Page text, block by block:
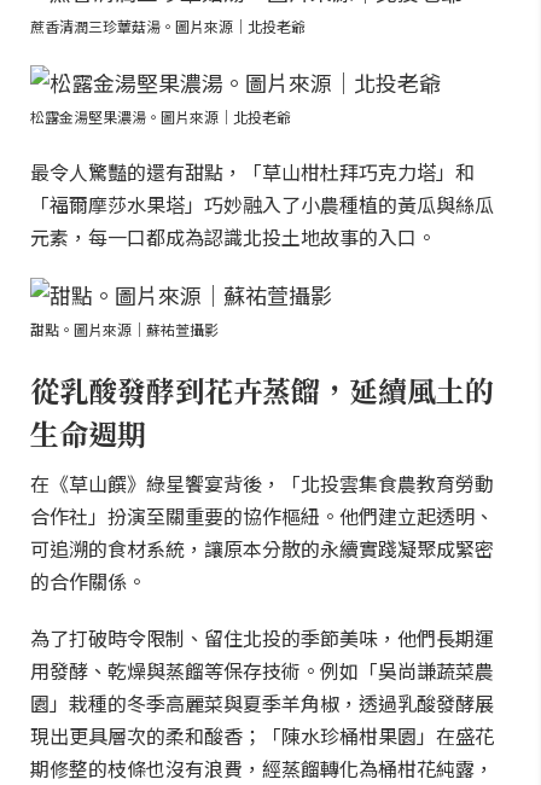
蔗香清潤三珍蕈菇湯。圖片來源｜北投老爺
松露金湯堅果濃湯。圖片來源｜北投老爺
最令人驚豔的還有甜點，「草山柑杜拜巧克力塔」和
「福爾摩莎水果塔」巧妙融入了小農種植的黃瓜與絲瓜
元素，每一口都成為認識北投土地故事的入口。
甜點。圖片來源｜蘇祐萱攝影
從乳酸發酵到花卉蒸餾，延續風土的
生命週期
在《草山饌》綠星饗宴背後，「北投雲集食農教育勞動
合作社」扮演至關重要的協作樞紐。他們建立起透明、
可追溯的食材系統，讓原本分散的永續實踐凝聚成緊密
的合作關係。
為了打破時令限制、留住北投的季節美味，他們長期運
用發酵、乾燥與蒸餾等保存技術。例如「吳尚謙蔬菜農
園」栽種的冬季高麗菜與夏季羊角椒，透過乳酸發酵展
現出更具層次的柔和酸香；「陳水珍桶柑果園」在盛花
期修整的枝條也沒有浪費，經蒸餾轉化為桶柑花純露，